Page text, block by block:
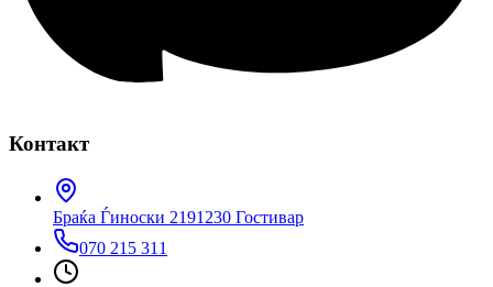
Контакт
Браќа Ѓиноски 2191230 Гостивар
070 215 311